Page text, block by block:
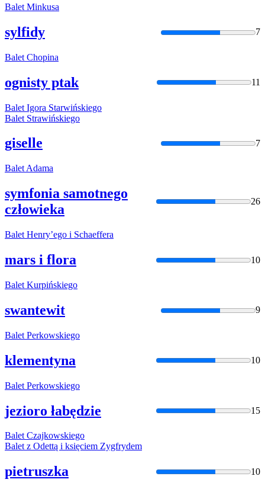
Balet Minkusa
sylfidy 7
Balet Chopina
ognisty ptak 11
Balet Igora Starwińskiego
Balet Strawińskiego
giselle 7
Balet Adama
symfonia samotnego
człowieka
26
Balet Henry’ego i Schaeffera
mars i flora 10
Balet Kurpińskiego
swantewit 9
Balet Perkowskiego
klementyna 10
Balet Perkowskiego
jezioro łabędzie 15
BaletCzajkowskiego
Baletz Odettą i księciem Zygfrydem
pietruszka 10